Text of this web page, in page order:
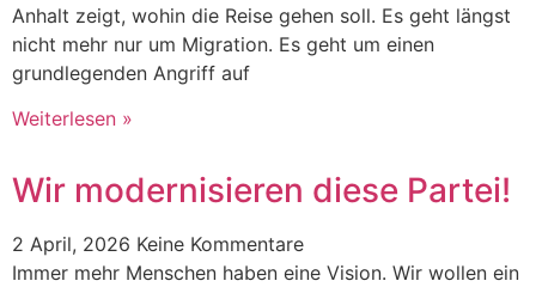
Anhalt zeigt, wohin die Reise gehen soll. Es geht längst
nicht mehr nur um Migration. Es geht um einen
grundlegenden Angriff auf
Weiterlesen »
Wir modernisieren diese Partei!
2 April, 2026 Keine Kommentare
Immer mehr Menschen haben eine Vision. Wir wollen ein